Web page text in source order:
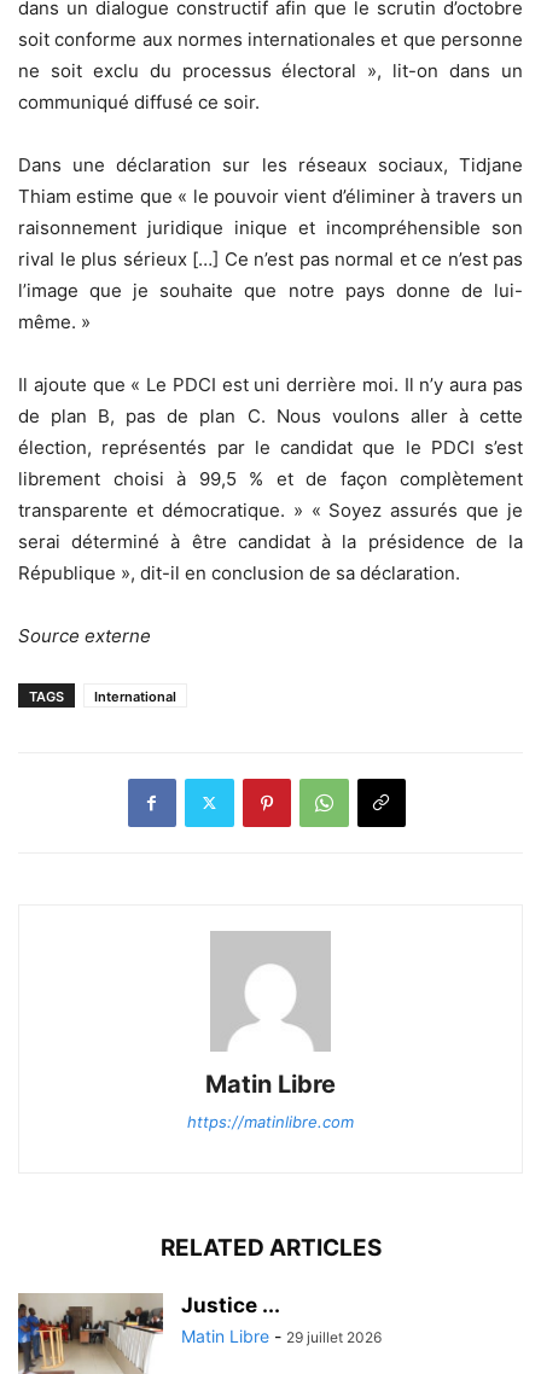
dans un dialogue constructif afin que le scrutin d’octobre
soit conforme aux normes internationales et que personne
ne soit exclu du processus électoral », lit-on dans un
communiqué diffusé ce soir.
Dans une déclaration sur les réseaux sociaux, Tidjane
Thiam estime que « le pouvoir vient d’éliminer à travers un
raisonnement juridique inique et incompréhensible son
rival le plus sérieux […] Ce n’est pas normal et ce n’est pas
l’image que je souhaite que notre pays donne de lui-
même. »
Il ajoute que « Le PDCI est uni derrière moi. Il n’y aura pas
de plan B, pas de plan C. Nous voulons aller à cette
élection, représentés par le candidat que le PDCI s’est
librement choisi à 99,5 % et de façon complètement
transparente et démocratique. » « Soyez assurés que je
serai déterminé à être candidat à la présidence de la
République », dit-il en conclusion de sa déclaration.
Source externe
TAGS International
Matin Libre
https://matinlibre.com
RELATED ARTICLES
Justice ...
Matin Libre - 29 juillet 2026